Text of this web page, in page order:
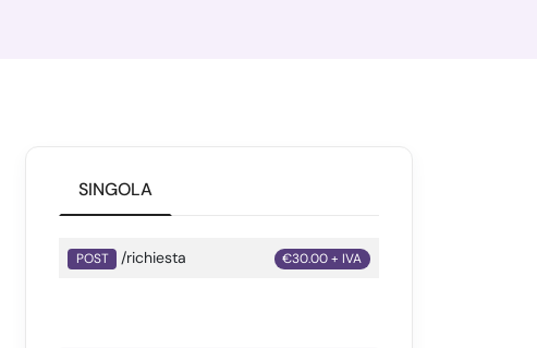
SINGOLA
POST /richiesta €30.00 + IVA